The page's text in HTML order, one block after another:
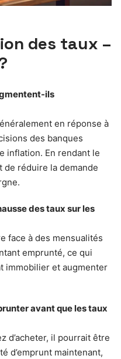
des taux –
ils
en réponse à
des banques
inflation. En rendant le
de réduire la demande
des taux sur les
face à des mensualités
emprunté, ce qui
immobilier et augmenter
avant que les taux
d’acheter, il pourrait être
d’emprunt maintenant,